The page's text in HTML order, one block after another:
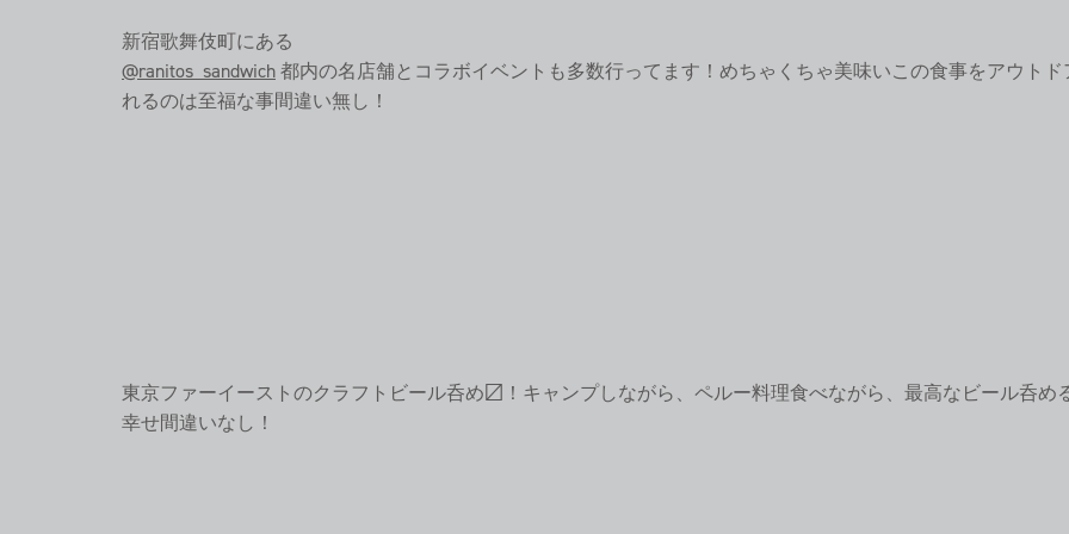
新宿歌舞伎町にある
@ranitos_sandwich都内の名店舗とコラボイベントも多数行ってます！めちゃくちゃ美味いこの食事をアウトド
れるのは至福な事間違い無し！
東京ファーイーストのクラフトビール呑め〼！キャンプしながら、ペルー料理食べながら、最高なビール呑め
幸せ間違いなし！